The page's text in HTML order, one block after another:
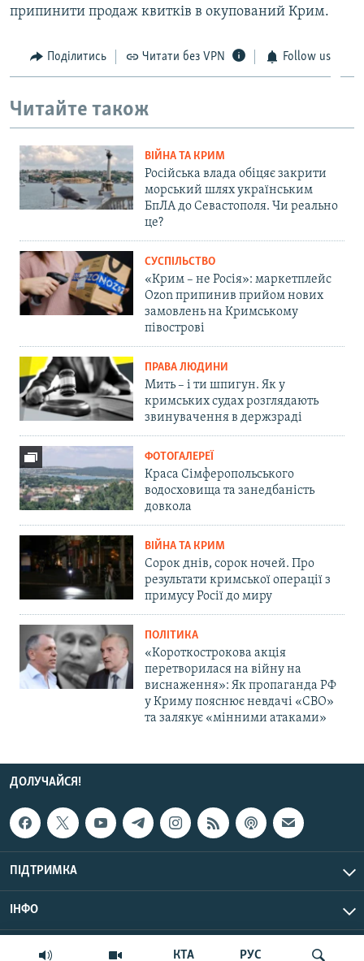
КТА РУС
припинити продаж квитків в окупований Крим.
Поділитись Читати без VPN Follow us
Читайте також
ВІЙНА ТА КРИМ
Російська влада обіцяє закрити
морський шлях українським
БпЛА до Севастополя. Чи реально
це?
СУСПІЛЬСТВО
«Крим – не Росія»: маркетплейс
Ozon припинив прийом нових
замовлень на Кримському
півострові
ПРАВА ЛЮДИНИ
Мить – і ти шпигун. Як у
кримських судах розглядають
звинувачення в держзраді
ФОТОГАЛЕРЕЇ
Краса Сімферопольського
водосховища та занедбаність
довкола
ВІЙНА ТА КРИМ
Сорок днів, сорок ночей. Про
результати кримської операції з
примусу Росії до миру
ПОЛІТИКА
«Короткострокова акція
перетворилася на війну на
виснаження»: Як пропаганда РФ
у Криму пояснює невдачі «СВО»
та залякує «мінними атаками»
ДОЛУЧАЙСЯ!
ПІДТРИМКА
ІНФО
© Крим.Реалії, 2026 | Усі права застережено.